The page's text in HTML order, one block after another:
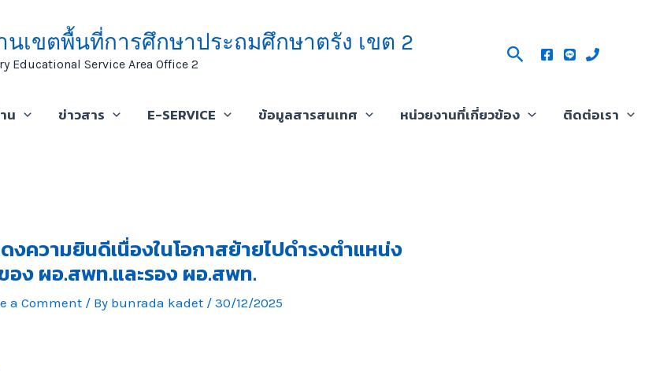
นเขตพื้นที่การศึกษาประถมศึกษาตรัง เขต 2
Educational Service Area Office 2
Search
น ข่าวสาร E-SERVICE ข้อมูลสารสนเทศ หน่วยงานที่เกี่ยวข้อง ติดต่อเรา
งความยินดีเนื่องในโอกาสย้ายไปดำรงตำแหน่ง
อง ผอ.สพท.และรอง ผอ.สพท.
a Comment / By bunrada kadet / 30/12/2025